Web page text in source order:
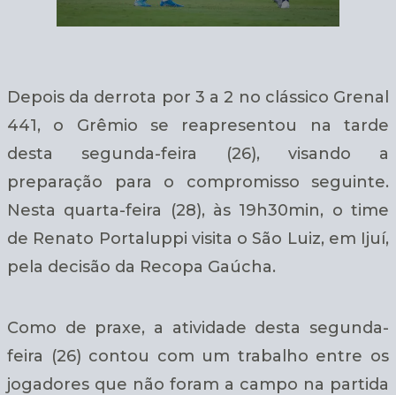
Depois da derrota por 3 a 2 no clássico Grenal
441, o Grêmio se reapresentou na tarde
desta segunda-feira (26), visando a
preparação para o compromisso seguinte.
Nesta quarta-feira (28), às 19h30min, o time
de Renato Portaluppi visita o São Luiz, em Ijuí,
pela decisão da Recopa Gaúcha.
Como de praxe, a atividade desta segunda-
feira (26) contou com um trabalho entre os
jogadores que não foram a campo na partida